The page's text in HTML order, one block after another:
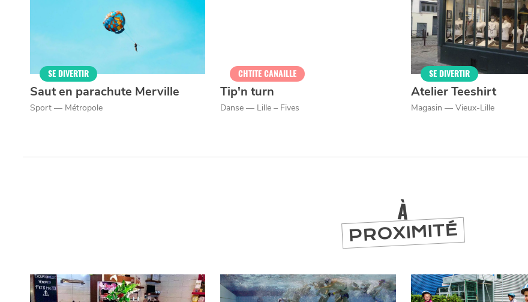
SE DIVERTIR
Saut en parachute Merville
Sport — Métropole
CHTITE CANAILLE
Tip'n turn
Danse — Lille – Fives
SE DIVERTIR
Atelier Teeshirt
Magasin — Vieux-Lille
À
PROXIMITÉ